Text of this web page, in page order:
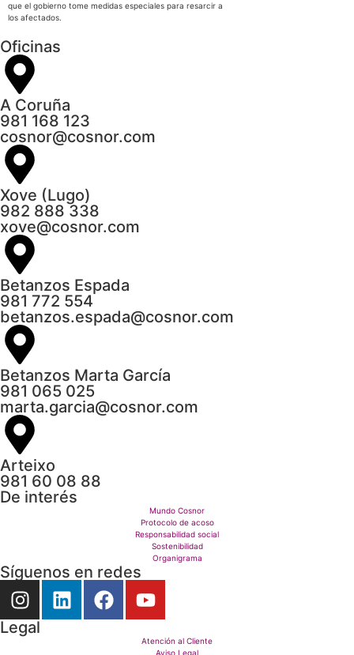
que el gobierno tome medidas especiales para resarcir a
los afectados.
Oficinas
A Coruña
981 168 123
cosnor@cosnor.com
Xove (Lugo)
982 888 338
xove@cosnor.com
Betanzos Espada
981 772 554
betanzos.espada@cosnor.com
Betanzos Marta García
981 065 025
marta.garcia@cosnor.com
Arteixo
981 60 08 88
De interés
Mundo Cosnor
Protocolo de acoso
Responsabilidad social
Sostenibilidad
Organigrama
Síguenos en redes
Legal
Atención al Cliente
Aviso Legal